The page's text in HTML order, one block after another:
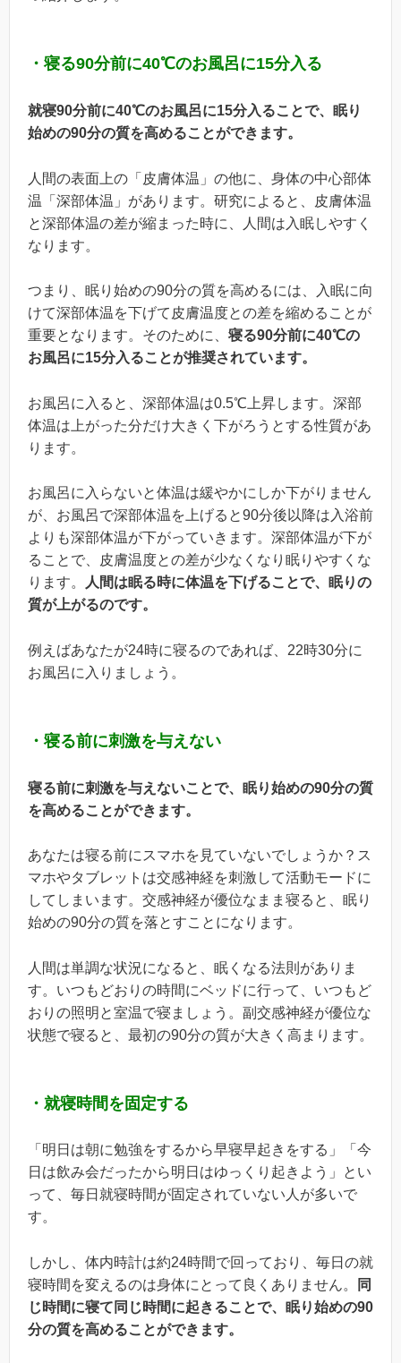
・寝る90分前に40℃のお風呂に15分入る
就寝90分前に40℃のお風呂に15分入ることで、眠り
始めの90分の質を高めることができます。
人間の表面上の「皮膚体温」の他に、身体の中心部体
温「深部体温」があります。研究によると、皮膚体温
と深部体温の差が縮まった時に、人間は入眠しやすく
なります。
つまり、眠り始めの90分の質を高めるには、入眠に向
けて深部体温を下げて皮膚温度との差を縮めることが
重要となります。そのために、 寝る90分前に40℃の
お風呂に15分入ることが推奨されています。
お風呂に入ると、深部体温は0.5℃上昇します。深部
体温は上がった分だけ大きく下がろうとする性質があ
ります。
お風呂に入らないと体温は緩やかにしか下がりません
が、お風呂で深部体温を上げると90分後以降は入浴前
よりも深部体温が下がっていきます。深部体温が下が
ることで、皮膚温度との差が少なくなり眠りやすくな
ります。
人間は眠る時に体温を下げることで、眠りの
質が上がるのです。
例えばあなたが24時に寝るのであれば、22時30分に
お風呂に入りましょう。
・寝る前に刺激を与えない
寝る前に刺激を与えないことで、眠り始めの90分の質
を高めることができます。
あなたは寝る前にスマホを見ていないでしょうか？ス
マホやタブレットは交感神経を刺激して活動モードに
してしまいます。交感神経が優位なまま寝ると、眠り
始めの90分の質を落とすことになります。
人間は単調な状況になると、眠くなる法則がありま
す。いつもどおりの時間にベッドに行って、いつもど
おりの照明と室温で寝ましょう。副交感神経が優位な
状態で寝ると、最初の90分の質が大きく高まります。
・就寝時間を固定する
「明日は朝に勉強をするから早寝早起きをする」「今
日は飲み会だったから明日はゆっくり起きよう」とい
って、毎日就寝時間が固定されていない人が多いで
す。
しかし、体内時計は約24時間で回っており、毎日の就
寝時間を変えるのは身体にとって良くありません。
同
じ時間に寝て同じ時間に起きることで、眠り始めの90
分の質を高めることができます。